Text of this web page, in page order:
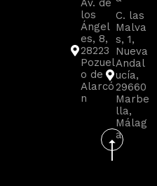
Av. de
los
Ángel
es, 8,
28223
Pozuel
o de
Alarcó
n
C. las
Malva
s, 1,
Nueva
Andal
ucía,
29660
Marbe
lla,
Málag
a